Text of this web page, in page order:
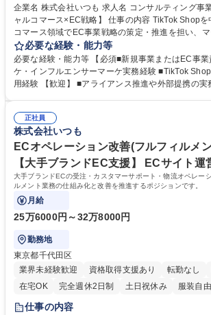
企業名 株式会社いつも 求人名 コンサルティング事業責任者候補【ソーシ
ャルコマース×EC戦略】 仕事の内容 TikTok Shopを中心としたソーシャル
コマース領域でEC事業戦略の策定・推進を担い、
体制設計、運用改善まで一気通貫で支援。高単価ク
トナーとして事業成長を牽引します。 ■TikTok Shop活用によるEC事業立
ち上げ・グロース戦略策定 ■市場分析・競合調査・
た販売戦略立案 ■売上・利益計画、KPI設計、チャネ
部パートナー折衝 ■コンサルティングサービスの型
ート化、ナレッジ展開 募集職種 コンサルティング事業責任者候補【ソー
シャルコマース×EC戦略】
必要な経験・能力等
必要な経験・能力等 【必須■新規事業またはEC事
ケ・インフルエンサーマーケ実務経験 ■TikTok
用経験 【歓迎】 ■アライアンス推進や外部提携の実務経験 ■SaaS・EC・
への深い理解 学歴・資格 学歴：大学院 大学 高専 短大 専修学校 高校 語学
力： 資格：
正社員
株式会社いつも
ECオペレーション改善(フルフィルメ
【大手ブランドEC支援】 ECサイト運
大手ブランドECの受注・カスタマーサポート・物流オペレー
ルメント業務の仕組み化と改善を推進するポジションです。
月給
25万6000円～32万8000円
勤務地
東京都千代田区
業界未経験歓迎
資格取得支援あり 転勤なし
在宅OK
完全週休2日制 土日祝休み 服装自由
仕事の内容